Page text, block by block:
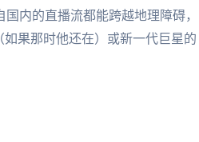
内的直播流都能跨越地理障碍，
果那时他还在）或新一代巨星的